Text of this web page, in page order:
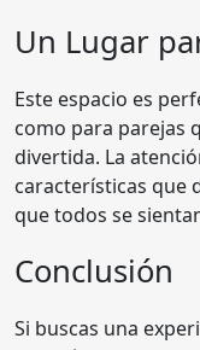
Un Lugar
Este espacio es
como para parejas
divertida. La
características que
que todos se
Conclusión
Si buscas una